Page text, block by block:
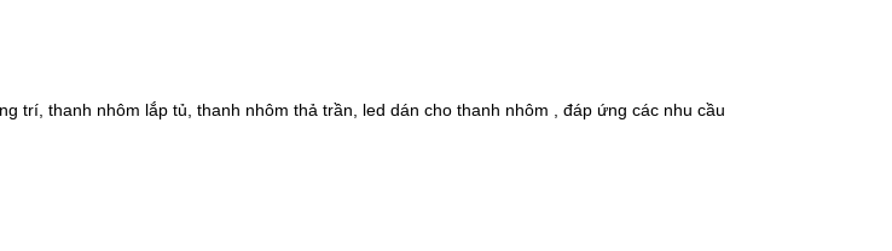
trí, thanh nhôm lắp tủ, thanh nhôm thả trần, led dán cho thanh nhôm , đáp ứng các nhu cầu